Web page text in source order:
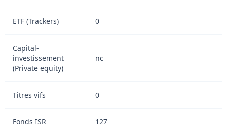
ETF (Trackers) 0
Capital-
investissement
(Private equity)
nc
Titres vifs 0
Fonds ISR 127